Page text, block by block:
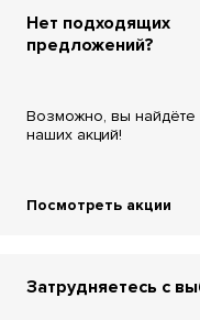
Нет подходящих
предложений?
Возможно, вы найдёте
наших акций!
Посмотреть акции
Затрудняетесь с